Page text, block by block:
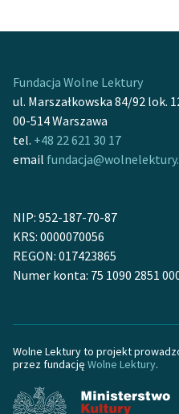
Fundacja Wolne Lektury
ul. Marszałkowska 84/92 lok.
00-514 Warszawa
tel. +48 22 621 30 17
email
NIP: 952-187-70-87
KRS: 0000070056
REGON: 017423865
Numer konta: 75 1090 2851
Wolne Lektury to projekt
przez fundację Wolne Lektury.